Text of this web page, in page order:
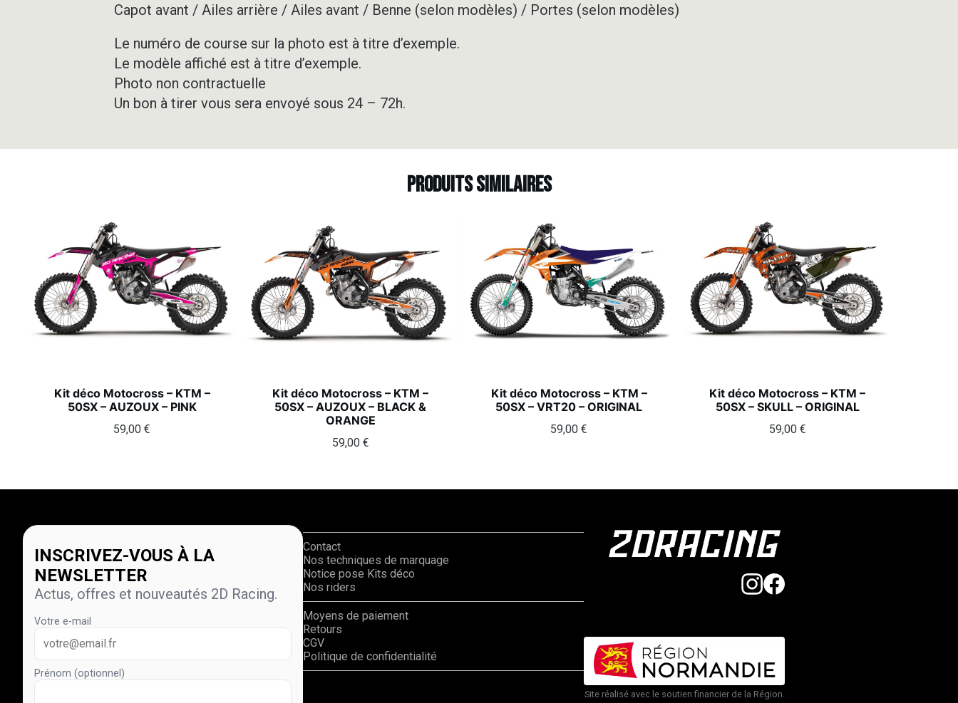
Capot avant / Ailes arrière / Ailes avant / Benne (selon modèles) / Portes (selon modèles)
Le numéro de course sur la photo est à titre d’exemple.
Le modèle affiché est à titre d’exemple.
Photo non contractuelle
Un bon à tirer vous sera envoyé sous 24 – 72h.
Produits similaires
Kit déco Motocross – KTM –
50SX – AUZOUX – PINK
59,00€
Kit déco Motocross – KTM –
50SX – AUZOUX – BLACK &
ORANGE
59,00 €
Kit déco Motocross – KTM –
50SX – VRT20 – ORIGINAL
59,00€
Kit déco Motocross – KTM –
50SX – SKULL – ORIGINAL
59,00 €
INSCRIVEZ-VOUS À LA
NEWSLETTER
Actus, offres et nouveautés 2D Racing.
Votre e-mail
Prénom (optionnel)
Contact
Nos techniques de marquage
Notice pose Kits déco
Nos riders
Moyens de paiement
Retours
CGV
Politique de confidentialité
Site réalisé avec le soutien financier de la Région.